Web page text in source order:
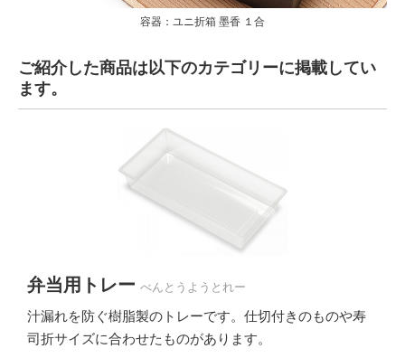
容器：ユニ折箱 墨香 １合
ご紹介した商品は以下のカテゴリーに掲載してい
ます。
弁当用トレー べんとうようとれー
汁漏れを防ぐ樹脂製のトレーです。仕切付きのものや寿
司折サイズに合わせたものがあります。